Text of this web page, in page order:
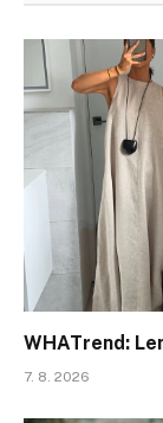
WHATrend:
7. 8. 2026